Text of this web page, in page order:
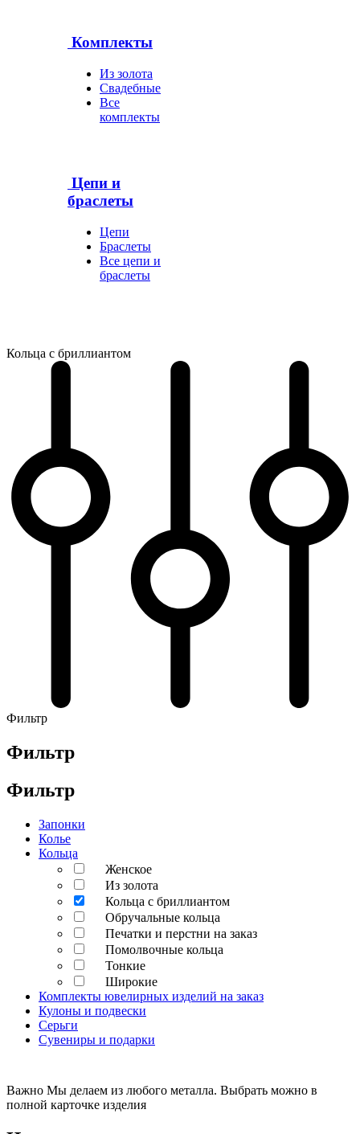
Комплекты
Из золота
Свадебные
Все
комплекты
Цепи и
браслеты
Цепи
Браслеты
Все цепи и
браслеты
Кольца с бриллиантом
Фильтр
Фильтр
Фильтр
Запонки
Колье
Кольца
Женское
Из золота
Кольца с бриллиантом
Обручальные кольца
Печатки и перстни на заказ
Помолвочные кольца
Тонкие
Широкие
Комплекты ювелирных изделий на заказ
Кулоны и подвески
Серьги
Сувениры и подарки
Важно Мы делаем из любого металла. Выбрать можно в
полной карточке изделия